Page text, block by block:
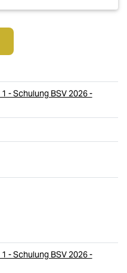
- Schulung BSV 2026 -
- Schulung BSV 2026 -